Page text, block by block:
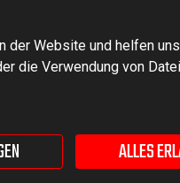
Website und helfen
die Verwendung von
ALLES